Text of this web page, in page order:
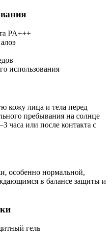
PA+++
использования
кожу лица и тела перед
пребывания на солнце
часа или после контакта с
особенно нормальной,
в балансe защиты и
гель